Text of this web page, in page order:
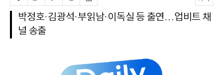
박정호·김광석·부읽남·이독실 등 출연…업비트 채
널 송출